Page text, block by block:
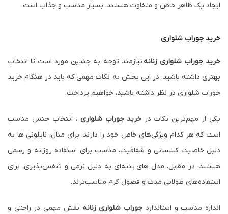
ایجاد یک ظاهر خاص و متفاوت هستند، بسیار مناسب و جذاب است.
خرید جوراب شلواری
خرید جوراب شلواری زنانه نیازمند توجه به چندین مورد است تا انتخاب
بهتری داشته باشید. در این بخش به نکات مهمی که باید در هنگام خرید
جوراب شلواری در نظر داشته باشید، خواهیم پرداخت.
یکی از مهم‌ترین نکات در خرید جوراب شلواری ، انتخاب جنس مناسب
است که هر کدام ویژگی‌های خاص خود را دارند. برای مثال، نایلونی ها به
دلیل خاصیت کشسانی و شفافیت، مناسب برای استفاده روزانه و رسمی
هستند. در مقابل، مدل های پنبه‌ای به دلیل نرمی و تنفس‌پذیری، برای
استفاده‌های طولانی مدت و فصول گرم مناسب‌ترند.
اندازه مناسب و استاندارد جوراب شلواری زنانه نقش مهمی در راحتی و